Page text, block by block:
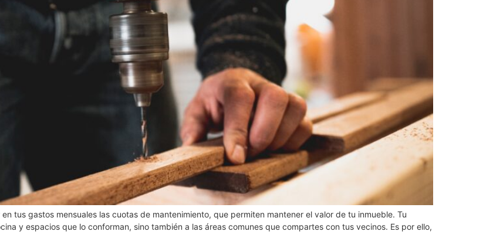
tus gastos mensuales las cuotas de mantenimiento, que permiten mantener el valor de tu inmueble. Tu
y espacios que lo conforman, sino también a las áreas comunes que compartes con tus vecinos. Es por ello,